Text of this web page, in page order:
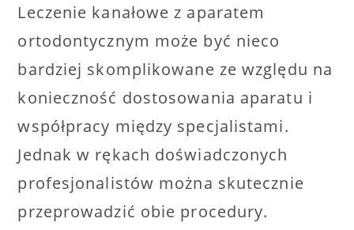
Leczenie kanałowe z aparatem
ortodontycznym może być nieco
bardziej skomplikowane ze względu na
konieczność dostosowania aparatu i
współpracy między specjalistami.
Jednak w rękach doświadczonych
profesjonalistów można skutecznie
przeprowadzić obie procedury.